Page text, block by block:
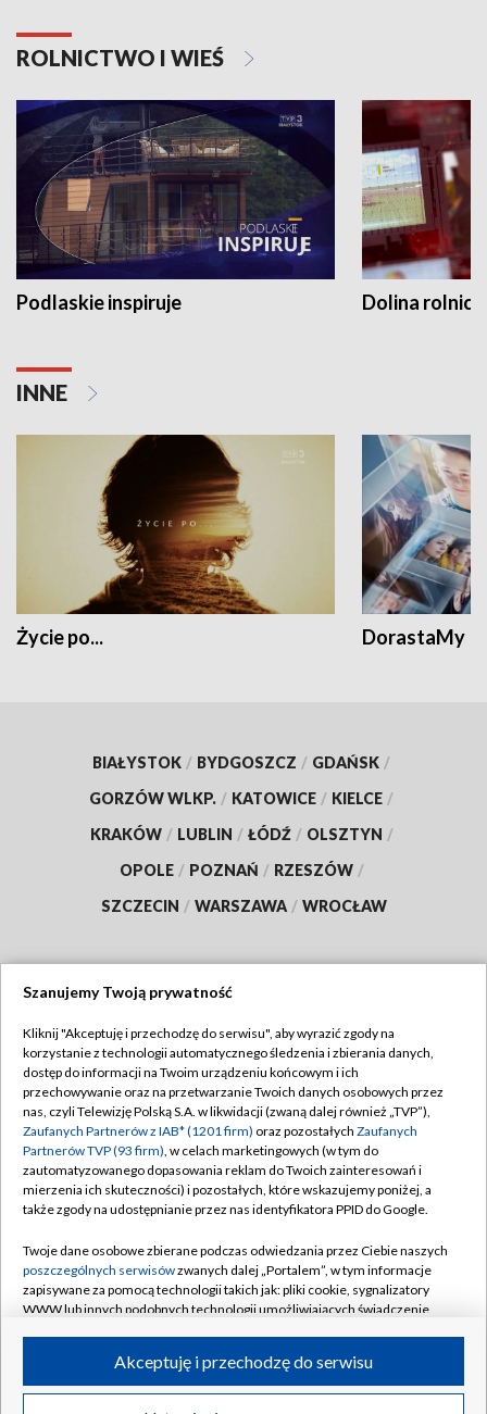
ROLNICTWO I WIEŚ
Podlaskie inspiruje Dolina
INNE
Życie po... DorastaMy
BIAŁYSTOK / BYDGOSZCZ / GDAŃSK /
GORZÓW WLKP. / KATOWICE / KIELCE /
KRAKÓW / LUBLIN / ŁÓDŹ / OLSZTYN /
OPOLE / POZNAŃ / RZESZÓW /
SZCZECIN / WARSZAWA / WROCŁAW
TVP
Abonament TVP
Emisja w TVP
Centrum informacji TVP
Naziemna Telewizja Cyfrowa
Rada Programowa
System NOS
Informacje o nadawcy
Program dla prasy
Regulamin TVP
Polityka prywatności
Moje zgody
Pomoc
Kontakt
Kanały
©2026 Telewizja Polska S.A. w likwidacji
Szanujemy Twoją prywatność
Kliknij "Akceptuję i przechodzę do serwisu", aby wyrazić zgody na
korzystanie z technologii automatycznego śledzenia i zbierania danych,
dostęp do informacji na Twoim urządzeniu końcowym i ich
przechowywanie oraz na przetwarzanie Twoich danych osobowych przez
nas, czyli Telewizję Polską S.A. w likwidacji (zwaną dalej również „TVP”),
Zaufanych Partnerów z IAB* (1201 firm) oraz pozostałych Zaufanych
Partnerów TVP (93 firm), w celach marketingowych (w tym do
zautomatyzowanego dopasowania reklam do Twoich zainteresowań i
mierzenia ich skuteczności) i pozostałych, które wskazujemy poniżej, a
także zgody na udostępnianie przez nas identyfikatora PPID do Google.
Twoje dane osobowe zbierane podczas odwiedzania przez Ciebie naszych
poszczególnych serwisówzwanych dalej „Portalem”, w tym informacje
zapisywane za pomocą technologii takich jak: pliki cookie, sygnalizatory
WWW lub innych podobnych technologii umożliwiających świadczenie
ruchu w Internecie.
Twoje dane osobowe zbierane podczas odwiedzania przez Ciebie
Akceptuję i przechodzę do serwisu